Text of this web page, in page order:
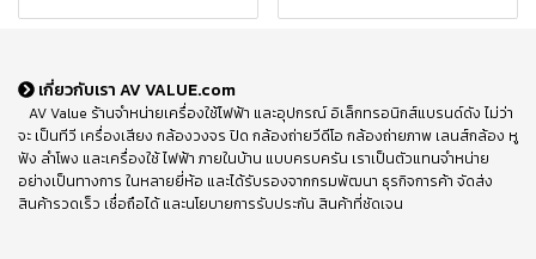
เกี่ยวกับเรา AV VALUE.com
AV Value ร้านจำหน่ายเครื่องใช้ไฟฟ้า และอุปกรณ์ อิเล็กทรอนิกส์แบรนด์ดัง ไม่ว่า
จะ เป็นทีวี เครื่องเสียง กล้องวงจร ปิด กล้องถ่ายวีดีโอ กล้องถ่ายภาพ เลนส์กล้อง หู
ฟัง ลำโพง และเครื่องใช้ ไฟฟ้า ภายในบ้าน แบบครบครัน เราเป็นตัวแทนจำหน่าย
อย่างเป็นทางการ ในหลายยี่ห้อ และได้รับรองจากกรมพัฒนา ธุรกิจการค้า จัดส่ง
สินค้ารวดเร็ว เชื่อถือได้ และนโยบายการรับประกัน สินค้าที่ชัดเจน